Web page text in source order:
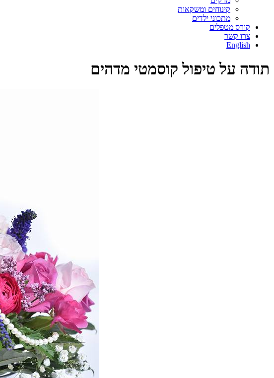
קינוחים ומשקאות
מתכוני ילדים
קורס מטפלים
צרו קשר
English
תודה על טיפול קוסמטי מדהים